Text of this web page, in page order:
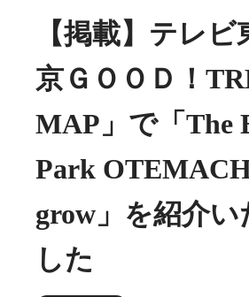
【掲載】テレ
京ＧＯＯＤ！
MAP」で「The
Park
grow」を紹介い
した